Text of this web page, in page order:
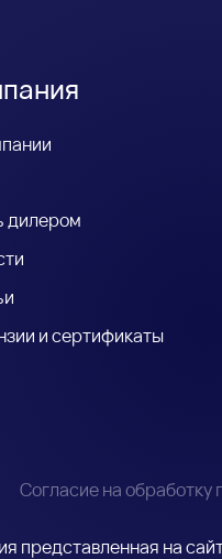
дилером
и сертификаты
Согласие на
представленная на